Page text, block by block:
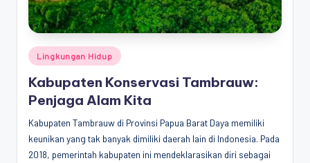
Posted
in
Lingkungan Hidup
Kabupaten Konservasi Tambrauw:
Penjaga Alam Kita
Kabupaten Tambrauw di Provinsi Papua Barat Daya memiliki
keunikan yang tak banyak dimiliki daerah lain di Indonesia. Pada
2018, pemerintah kabupaten ini mendeklarasikan diri sebagai